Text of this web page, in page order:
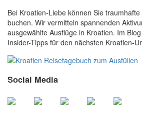
Bei Kroatien-Liebe können Sie
buchen. Wir vermitteln spannenden
ausgewählte Ausflüge in Kroatien. Im
Insider-Tipps für den nächsten Kroatien-
Social Media